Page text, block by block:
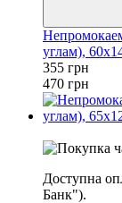
углам),
355 грн
470 грн
Доступна
Банк").